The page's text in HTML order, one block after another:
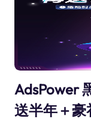
AdsPower
送半年＋豪